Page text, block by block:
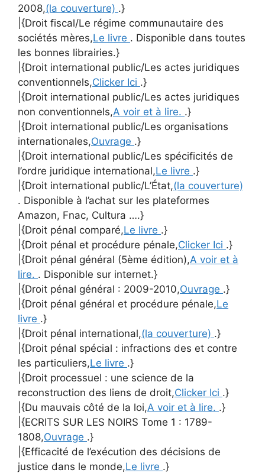
2008,(la couverture) .}
|{Droit fiscal/Le régime communautaire des
sociétés mères,Le livre . Disponible dans toutes
les bonnes librairies.}
|{Droit international public/Les actes juridiques
conventionnels,Clicker Ici .}
|{Droit international public/Les actes juridiques
non conventionnels,A voir et à lire. .}
|{Droit international public/Les organisations
internationales,Ouvrage .}
|{Droit international public/Les spécificités de
l’ordre juridique international,Le livre .}
|{Droit international public/L’État,(la couverture)
. Disponible à l’achat sur les plateformes
Amazon, Fnac, Cultura ….}
|{Droit pénal comparé,Le livre .}
|{Droit pénal et procédure pénale,Clicker Ici .}
|{Droit pénal général (5ème édition),A voir et à
lire. . Disponible sur internet.}
|{Droit pénal général : 2009-2010,Ouvrage .}
|{Droit pénal général et procédure pénale,Le
livre .}
|{Droit pénal international,(la couverture) .}
|{Droit pénal spécial : infractions des et contre
les particuliers,Le livre .}
|{Droit processuel : une science de la
reconstruction des liens de droit,Clicker Ici .}
|{Du mauvais côté de la loi,A voir et à lire. .}
|{ECRITS SUR LES NOIRS Tome 1 : 1789-
1808,Ouvrage .}
|{Efficacité de l’exécution des décisions de
justice dans le monde,Le livre .}